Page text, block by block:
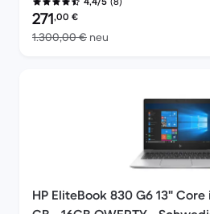
Preis des erneuerten Produkts:
271,00 €
1.300,00 € neu
HP EliteBook 830 G6 13" Core